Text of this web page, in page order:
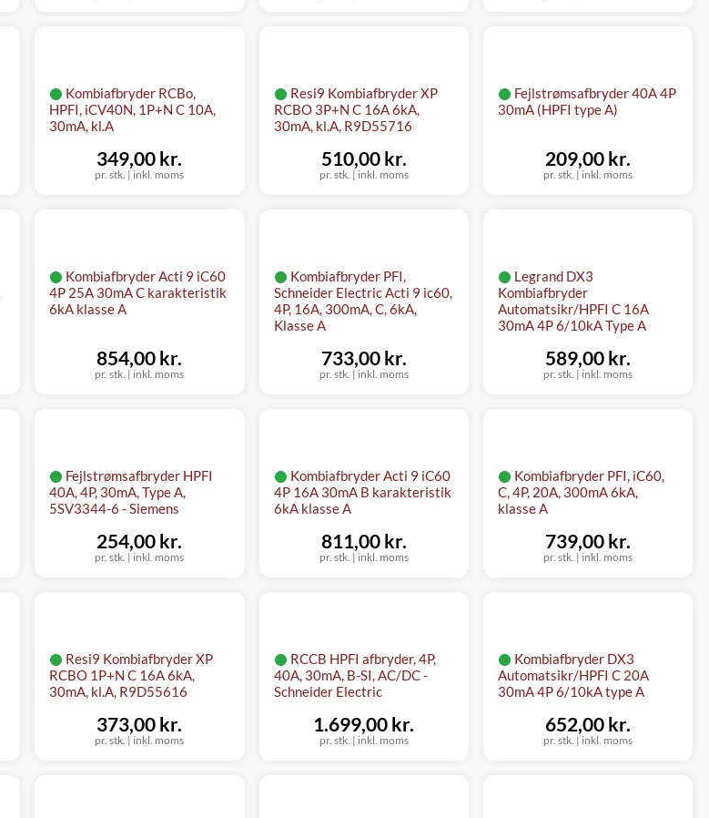
Kombiafbryder RCBo,
HPFI, iCV40N, 1P+N C 10A,
30mA, kl.A
pr. stk. | inkl. moms
349,00 kr.
Resi9 Kombiafbryder XP
RCBO 3P+N C 16A 6kA,
30mA, kl.A, R9D55716
pr. stk. | inkl. moms
510,00 kr.
Fejlstrømsafbryder 40A 4P
30mA (HPFI type A)
pr. stk. | inkl. moms
209,00 kr.
Kombiafbryder Acti 9 iC60
4P 25A 30mA C karakteristik
6kA klasse A
pr. stk. | inkl. moms
854,00 kr.
Kombiafbryder PFI,
Schneider Electric Acti 9 ic60,
4P, 16A, 300mA, C, 6kA,
Klasse A
pr. stk. | inkl. moms
733,00 kr.
Legrand DX3
Kombiafbryder
Automatsikr/HPFI C 16A
30mA 4P 6/10kA Type A
pr. stk. | inkl. moms
589,00 kr.
Fejlstrømsafbryder HPFI
40A, 4P, 30mA, Type A,
5SV3344-6 - Siemens
pr. stk. | inkl. moms
254,00 kr.
Kombiafbryder Acti 9 iC60
4P 16A 30mA B karakteristik
6kA klasse A
pr. stk. | inkl. moms
811,00 kr.
Kombiafbryder PFI, iC60,
C, 4P, 20A, 300mA 6kA,
klasse A
pr. stk. | inkl. moms
739,00 kr.
Resi9 Kombiafbryder XP
RCBO 1P+N C 16A 6kA,
30mA, kl.A, R9D55616
pr. stk. | inkl. moms
373,00 kr.
RCCB HPFI afbryder, 4P,
40A, 30mA, B-SI, AC/DC -
Schneider Electric
pr. stk. | inkl. moms
1.699,00 kr.
Kombiafbryder DX3
Automatsikr/HPFI C 20A
30mA 4P 6/10kA type A
pr. stk. | inkl. moms
652,00 kr.